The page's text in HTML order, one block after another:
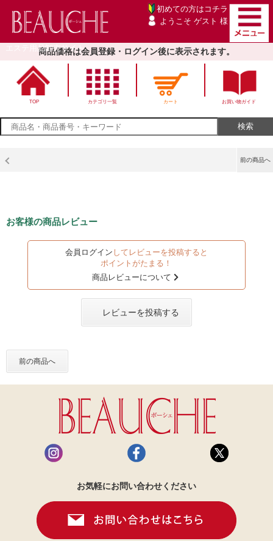
エステ用品卸売サイト
初めての方は コチラ
ようこそ ゲスト 様
商品価格は会員登録・ログイン後に表示されます。
TOP カテゴリ一覧 カート お買い物ガイド
前の商品へ
お客様の商品レビュー
会員ログイン してレビューを投稿すると
ポイントがたまる！
商品レビューについて
レビューを投稿する
前の商品へ
お気軽にお問い合わせください